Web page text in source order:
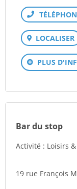
Téléphone
LOCALISER
PLUS
Bar du stop
Activité : Loisirs
19 rue François